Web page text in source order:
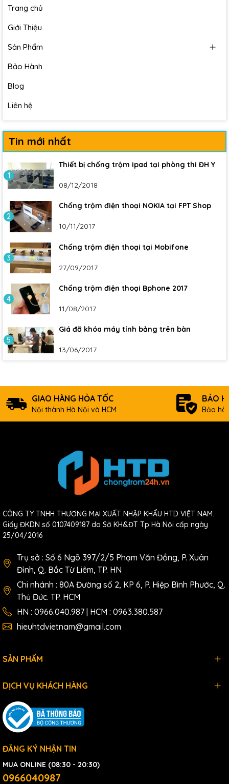
Trang chủ
Giới Thiệu
Sản Phẩm
Bảo Hành
Blog
Liên hệ
Tin mới nhất
1
Thiết bị chống trộm ipad tại phòng thi ĐH Y
08/12/2018
2
Chống trộm điện thoại NOKIA tại FPT Shop
10/11/2017
3
Chống trộm điện thoại tại Mobifone
27/09/2017
4
Chống trộm điện thoại Bphone 2017
11/08/2017
5
Giá đỡ khóa máy tính bảng trên bàn
13/06/2017
GIAO HÀNG HỎA TỐC
Nội thành Hà Nội và HCM
BẢO
Bảo
CÔNG TY TNHH THƯƠNG MẠI XUẤT NHẬP KHẨU HTD VIỆT NAM.
Giấy ĐKDN số 0107409187 do Sở KH&ĐT Tp Hà Nội cấp ngày
25/04/2016
Trụ sở : Số 6 Ngõ 397/2/5 Phạm Văn Đồng, P. Xuân
Đỉnh, Q. Bắc Từ Liêm, TP. HN
Chi nhánh : 80A Đường số 2, KP 6, P. Hiệp Bình Phước, Q.
Thủ Đức. TP. HCM
HN : 0966.040.987 | HCM : 0963.380.587
hieuhtdvietnam@gmail.com
SẢN PHẨM
DỊCH VỤ KHÁCH HÀNG
ĐĂNG KÝ NHẬN TIN
MUA ONLINE (08:30 - 20:30)
0966040987